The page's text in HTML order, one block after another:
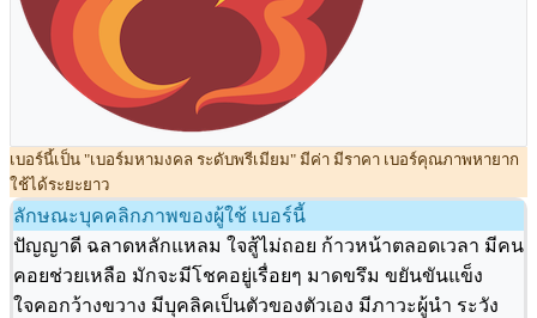
เบอร์นี้เป็น "เบอร์มหามงคล ระดับพรีเมียม" มีค่า มีราคา เบอร์คุณภาพหายาก
ใช้ได้ระยะยาว
ลักษณะบุคคลิกภาพของผู้ใช้ เบอร์นี้
ปัญญาดี ฉลาดหลักแหลม ใจสู้ไม่ถอย ก้าวหน้าตลอดเวลา มีคน
คอยช่วยเหลือ มักจะมีโชคอยู่เรื่อยๆ มาดขรึม ขยันขันแข็ง
ใจคอกว้างขวาง มีบุคลิคเป็นตัวของตัวเอง มีภาวะผู้นำ ระวัง